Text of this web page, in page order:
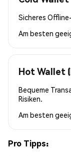
Sicheres
Am besten
Hot Wallet
Bequeme
Risiken.
Am besten
Pro Tipps: